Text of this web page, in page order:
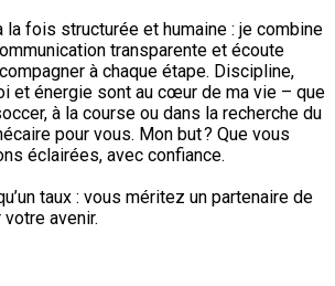
la fois structurée et humaine : je combine
transparente et écoute
à chaque étape. Discipline,
et énergie sont au cœur de ma vie – que
à la course ou dans la recherche du
pour vous. Mon but ? Que vous
éclairées, avec confiance.
taux : vous méritez un partenaire de
avenir.